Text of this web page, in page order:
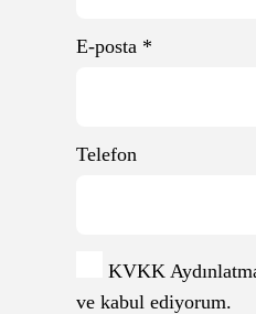
E-posta *
Telefon
KVKK
ve kabul ediyorum.